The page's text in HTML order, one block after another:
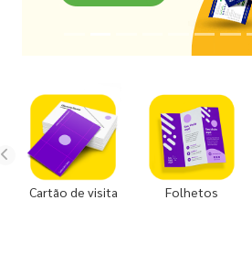
Cartão de visita Folhetos